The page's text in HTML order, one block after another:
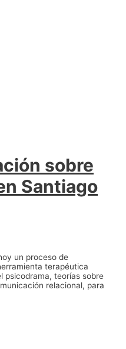
sobre
Santiago
un proceso de
terapéutica
psicodrama, teorías sobre
relacional, para